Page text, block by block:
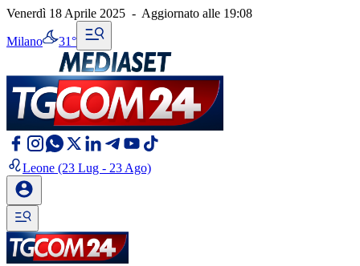
Venerdì 18 Aprile 2025 - Aggiornato alle 19:08
Milano 31°
Leone (23 Lug - 23 Ago)